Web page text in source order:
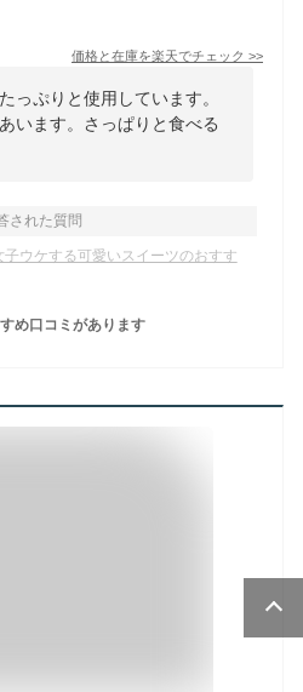
価格と在庫を楽天でチェック >>
っぷりと使用しています。
います。さっぱりと食べる
された質問
ウケする可愛いスイーツのおすす
め口コミがあります